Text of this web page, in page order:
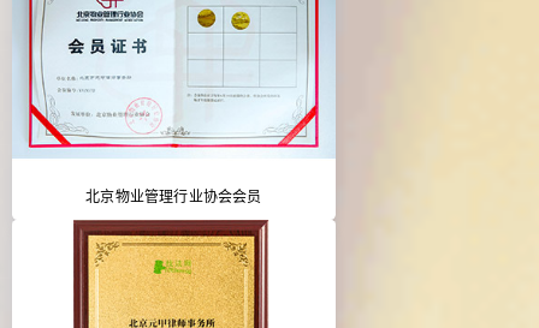
北京物业管理行业协会会员